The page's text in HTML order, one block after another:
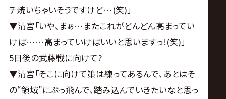
チ焼いちゃいそうですけど…(笑)｣
▼清宮｢いや､まぁ…またこれがどんどん高まってい
けば……高まっていけばいいと思いますっ!(笑)｣
――5日後の武藤戦に向けて?
▼清宮｢そこに向けて策は練ってあるんで､あとはそ
の“領域"にぶっ飛んで､踏み込んでいきたいなと思っ